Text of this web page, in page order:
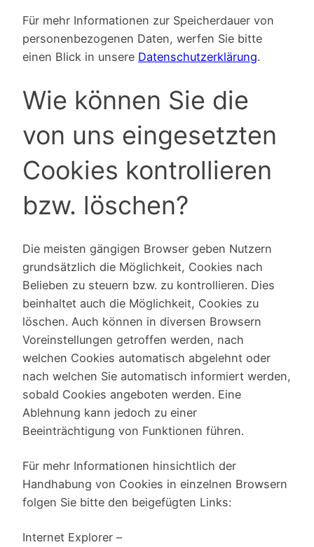
Für mehr Informationen zur Speicherdauer von
personenbezogenen Daten, werfen Sie bitte
einen Blick in unsere Datenschutzerklärung.
Wie können Sie die
von uns eingesetzten
Cookies kontrollieren
bzw. löschen?
Die meisten gängigen Browser geben Nutzern
grundsätzlich die Möglichkeit, Cookies nach
Belieben zu steuern bzw. zu kontrollieren. Dies
beinhaltet auch die Möglichkeit, Cookies zu
löschen. Auch können in diversen Browsern
Voreinstellungen getroffen werden, nach
welchen Cookies automatisch abgelehnt oder
nach welchen Sie automatisch informiert werden,
sobald Cookies angeboten werden. Eine
Ablehnung kann jedoch zu einer
Beeinträchtigung von Funktionen führen.
Für mehr Informationen hinsichtlich der
Handhabung von Cookies in einzelnen Browsern
folgen Sie bitte den beigefügten Links:
Internet Explorer –